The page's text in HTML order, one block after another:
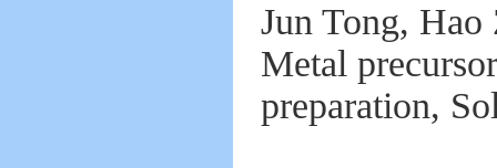
Jun Tong,
Metal
preparation,